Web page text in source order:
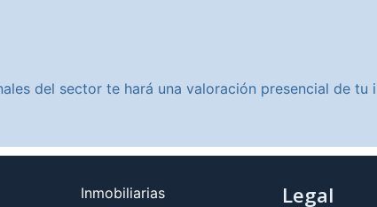
del sector te hará una valoración presencial de tu
Inmobiliarias Legal